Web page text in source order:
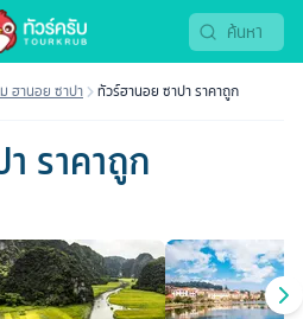
ฮานอย ซาปา ทัวร์ฮานอย ซาปา ราคาถูก
ราคาถูก